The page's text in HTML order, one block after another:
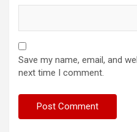
Save my name, email, and
next time I comment.